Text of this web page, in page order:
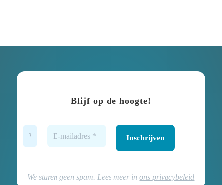
Blijf op de hoogte!
We sturen geen spam. Lees meer inons privacybeleid